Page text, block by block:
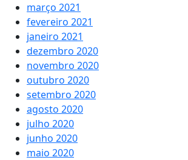
março 2021
fevereiro 2021
janeiro 2021
dezembro 2020
novembro 2020
outubro 2020
setembro 2020
agosto 2020
julho 2020
junho 2020
maio 2020